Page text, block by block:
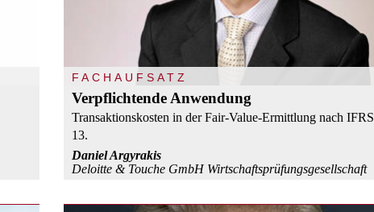
FACHAUFSATZ
Verpflichtende Anwendung
Transaktionskosten in der Fair-Value-Ermittlung nach IFRS
13.
Daniel Argyrakis
Deloitte & Touche GmbH Wirtschaftsprüfungsgesellschaft